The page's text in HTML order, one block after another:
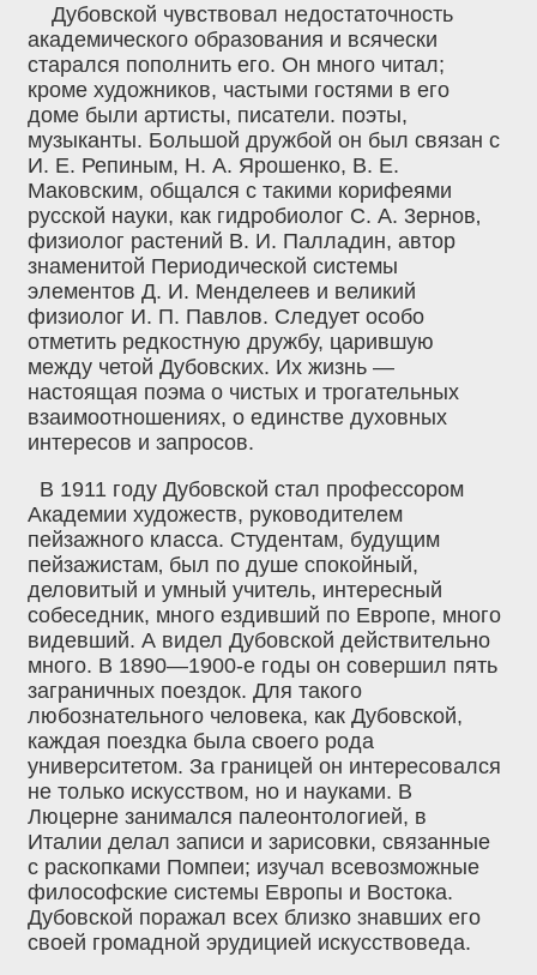
Дубовской чувствовал недостаточность
академического образования и всячески
старался пополнить его. Он много читал;
кроме художников, частыми гостями в его
доме были артисты, писатели. поэты,
музыканты. Большой дружбой он был связан с
И. Е. Репиным, Н. А. Ярошенко, В. Е.
Маковским, общался с такими корифеями
русской науки, как гидробиолог С. А. 3ернов‚
физиолог растений В. И. Палладин, автор
знаменитой Периодической системы
элементов Д. И. Менделеев и великий
физиолог И. П. Павлов. Следует особо
отметить редкостную дружбу, царившую
между четой Дубовских. Их жизнь —
настоящая поэма о чистых и трогательных
взаимоотношениях, о единстве духовных
интересов и запросов.
В 1911 году Дубовской стал профессором
Академии художеств, руководителем
пейзажного класса. Студентам, будущим
пейзажистам‚ был по душе спокойный,
деловитый и умный учитель, интересный
собеседник, много ездивший по Европе, много
видевший. А видел Дубовской действительно
много. В 1890—1900-е годы он совершил пять
заграничных поездок. Для такого
любознательного человека, как Дубовской,
каждая поездка была своего рода
университетом. За границей он интересовался
не только искусством, но и науками. В
Люцерне занимался палеонтологией, в
Италии делал записи и зарисовки, связанные
с раскопками Помпеи; изучал всевозможные
философские системы Европы и Востока.
Дубовской поражал всех близко знавших его
своей громадной эрудицией искусствоведа.